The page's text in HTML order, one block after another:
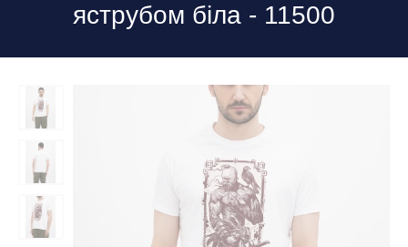
яструбом біла - 11500